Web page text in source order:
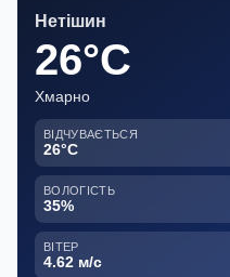
Нетішин
26°C
Хмарно
ВІДЧУВАЄТЬСЯ
26°C
ВОЛОГІСТЬ
35%
ВІТЕР
4.62 м/с